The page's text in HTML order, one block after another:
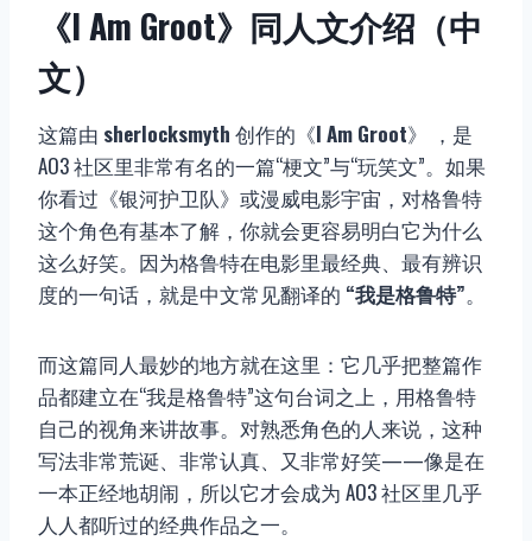
《I Am Groot》同人文介绍（中
文）
这篇由 sherlocksmyth 创作的《I Am Groot》 ，是
AO3 社区里非常有名的一篇“梗文”与“玩笑文”。如果
你看过《银河护卫队》或漫威电影宇宙，对格鲁特
这个角色有基本了解，你就会更容易明白它为什么
这么好笑。因为格鲁特在电影里最经典、最有辨识
度的一句话，就是中文常见翻译的 “我是格鲁特”。
而这篇同人最妙的地方就在这里：它几乎把整篇作
品都建立在“我是格鲁特”这句台词之上，用格鲁特
自己的视角来讲故事。对熟悉角色的人来说，这种
写法非常荒诞、非常认真、又非常好笑——像是在
一本正经地胡闹，所以它才会成为 AO3 社区里几乎
人人都听过的经典作品之一。